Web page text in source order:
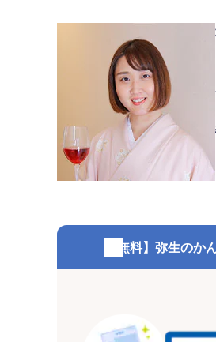
【無料】弥生のか